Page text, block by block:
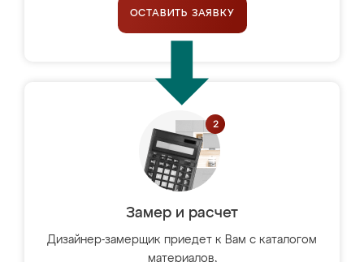
ОСТАВИТЬ ЗАЯВКУ
Замер и расчет
Дизайнер-замерщик приедет к Вам с каталогом
материалов,